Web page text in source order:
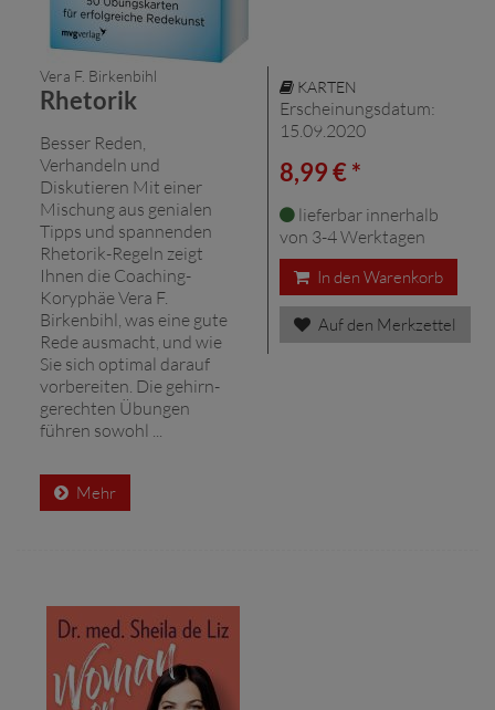
Vera F. Birkenbihl
Rhetorik
Besser Reden,
Verhandeln und
Diskutieren Mit einer
Mischung aus genialen
Tipps und spannenden
Rhetorik-Regeln zeigt
Ihnen die Coaching-
Koryphäe Vera F.
Birkenbihl, was eine gute
Rede ausmacht, und wie
Sie sich optimal darauf
vorbereiten. Die gehirn-
gerechten Übungen
führen sowohl ...
Mehr
KARTEN
Erscheinungsdatum:
15.09.2020
8,99 € *
lieferbar innerhalb
von 3-4 Werktagen
In den Warenkorb
Auf den Merkzettel